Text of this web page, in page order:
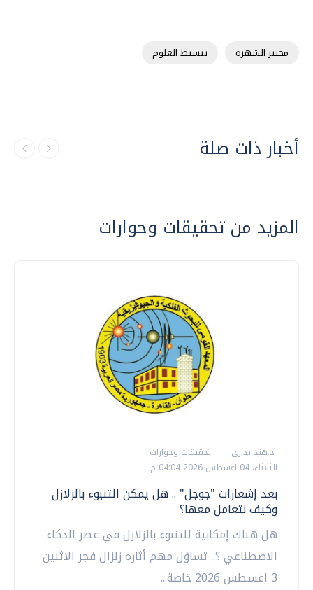
مختبر الشهرة تبسيط العلوم
أخبار ذات صلة
المزيد من تحقيقات وحوارات
د.هند بدارى
تحقيقات وحوارات
الثلاثاء، 04 اغسطس 2026 04:04 م
بعد إشعارات "جوجل" .. هل يمكن التنبوء بالزلازل
وكيف نتعامل معها؟
هل هناك إمكانية للتنبوء بالزلازل في عصر الذكاء
الاصطناعي ؟.. تساؤل مهم أثاره زلزال فجر الاثنين
3 اغسطس 2026 خاصة...